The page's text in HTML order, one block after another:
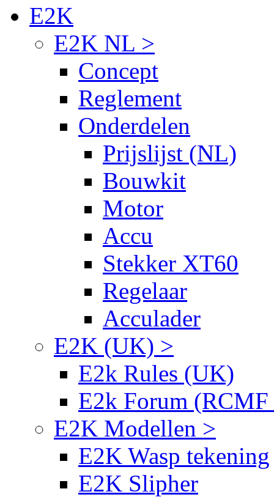
E2K
E2K NL >
Concept
Reglement
Onderdelen
Prijslijst (NL)
Bouwkit
Motor
Accu
Stekker XT60
Regelaar
Acculader
E2K (UK) >
E2k Rules (UK)
E2k Forum
E2K Modellen >
E2K Wasp tekening
E2K Slipher